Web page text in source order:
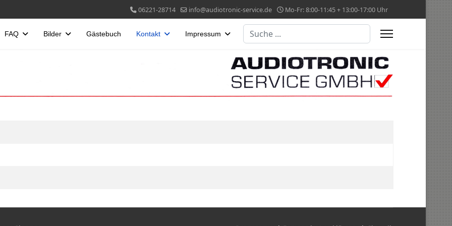
06221-28714 info@audiotronic-service.de Mo-Fr: 8:00-11:45 + 13:00-17:00 Uhr
FAQ Bilder Gästebuch Kontakt Impressum Suchen